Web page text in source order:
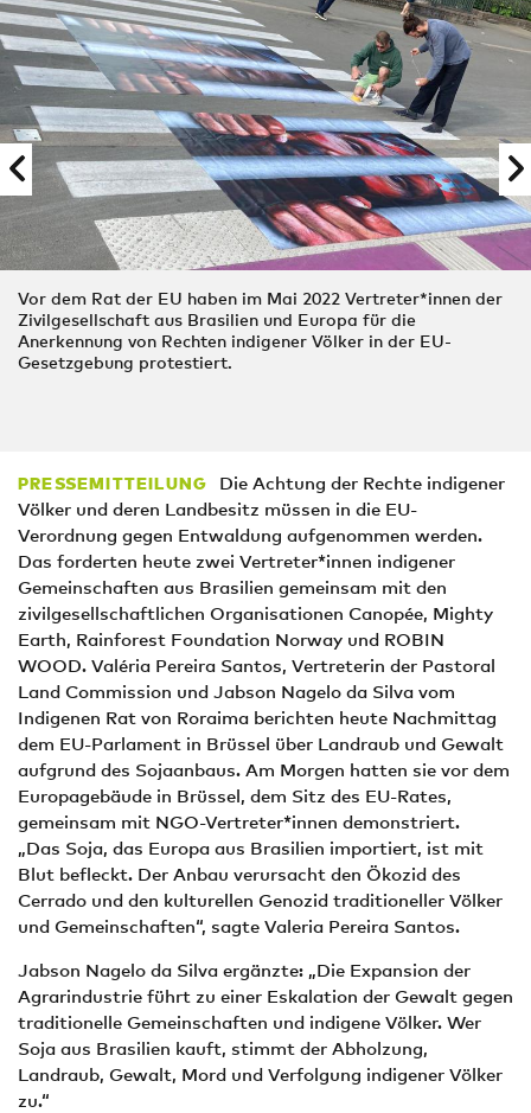
Vor dem Rat der EU haben im Mai 2022 Vertreter*innen der
Zivilgesellschaft aus Brasilien und Europa für die
Anerkennung von Rechten indigener Völker in der EU-
Gesetzgebung protestiert.
PRESSEMITTEILUNG
Die Achtung der Rechte indigener
Völker und deren Landbesitz müssen in die EU-
Verordnung gegen Entwaldung aufgenommen werden.
Das forderten heute zwei Vertreter*innen indigener
Gemeinschaften aus Brasilien gemeinsam mit den
zivilgesellschaftlichen Organisationen Canopée, Mighty
Earth, Rainforest Foundation Norway und ROBIN
WOOD. Valéria Pereira Santos, Vertreterin der Pastoral
Land Commission und Jabson Nagelo da Silva vom
Indigenen Rat von Roraima berichten heute Nachmittag
dem EU-Parlament in Brüssel über Landraub und Gewalt
aufgrund des Sojaanbaus. Am Morgen hatten sie vor dem
Europagebäude in Brüssel, dem Sitz des EU-Rates,
gemeinsam mit NGO-Vertreter*innen demonstriert.
„Das Soja, das Europa aus Brasilien importiert, ist mit
Blut befleckt. Der Anbau verursacht den Ökozid des
Cerrado und den kulturellen Genozid traditioneller Völker
und Gemeinschaften“, sagte Valeria Pereira Santos.
Jabson Nagelo da Silva ergänzte: „Die Expansion der
Agrarindustrie führt zu einer Eskalation der Gewalt gegen
traditionelle Gemeinschaften und indigene Völker. Wer
Soja aus Brasilien kauft, stimmt der Abholzung,
Landraub, Gewalt, Mord und Verfolgung indigener Völker
zu.“